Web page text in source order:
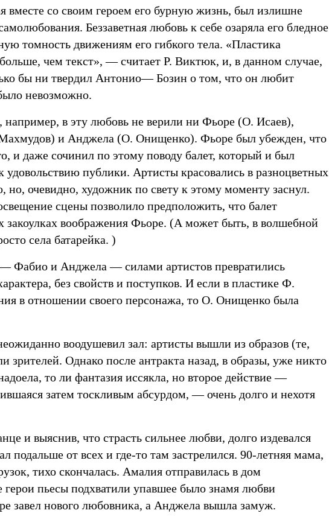
вместе со своим героем его бурную жизнь, был излишне
Беззаветная любовь к себе озаряла его бледное
томность движениям его гибкого тела. «Пластика
чем текст», — считает Р. Виктюк, и, в данном случае,
бы ни твердил Антонио— Бозин о том, что он любит
невозможно.
например, в эту любовь не верили ни Фьоре (О. Исаев),
и Анджела (О. Онищенко). Фьоре был убежден, что
и даже сочинил по этому поводу балет, который и был
удовольствию публики. Артисты красовались в разноцветных
но, очевидно, художник по свету к этому моменту заснул.
сцены позволило предположить, что балет
закоулках воображения Фьоре. (А может быть, в волшебной
села батарейка. )
Фабио и Анджела — силами артистов превратились
без свойств и поступков. И если в пластике Ф.
в отношении своего персонажа, то О. Онищенко была
воодушевил зал: артисты вышли из образов (те,
зрителей. Однако после антракта назад, в образы, уже никто
то ли фантазия иссякла, но второе действие —
затем тоскливым абсурдом, — очень долго и нехотя
и выяснив, что страсть сильнее любви, долго издевался
подальше от всех и где-то там застрелился. 90-летняя мама,
тихо скончалась. Амалия отправилась в дом
герои пьесы подхватили упавшее было знамя любви
завел нового любовника, а Анджела вышла замуж.